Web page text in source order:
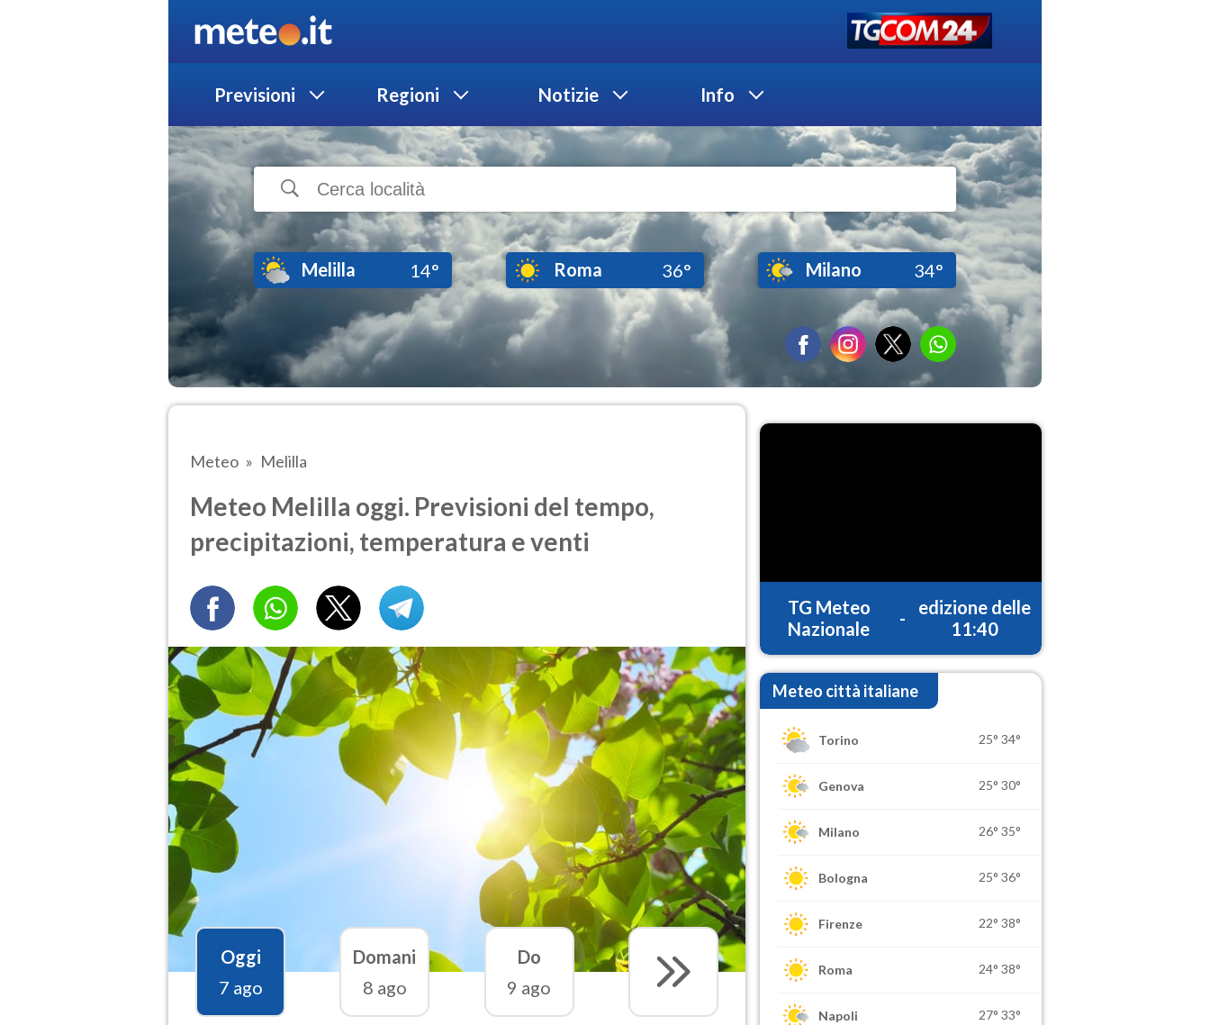
Previsioni Regioni Notizie Info
Melilla 14° Roma 36° Milano 34°
Meteo Melilla
Meteo Melilla oggi. Previsioni del tempo,
precipitazioni, temperatura e venti
Oggi
7 ago
Domani
8 ago
Do
9 ago
TG Meteo
Nazionale
-
edizione delle
11:40
Meteo città italiane
Torino 25° 34°
Genova 25° 30°
Milano 26° 35°
Bologna 25° 36°
Firenze 22° 38°
Roma 24° 38°
Napoli 27° 33°